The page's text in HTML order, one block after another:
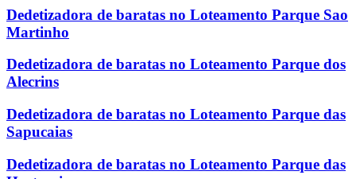
Dedetizadora de baratas no Loteamento Parque Sao
Martinho
Dedetizadora de baratas no Loteamento Parque dos
Alecrins
Dedetizadora de baratas no Loteamento Parque das
Sapucaias
Dedetizadora de baratas no Loteamento Parque das